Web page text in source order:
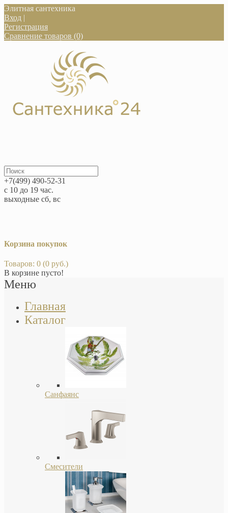
Элитная сантехника
Вход |
Регистрация
Сравнение товаров (0)
+7(499) 490-52-31
с 10 до 19 час.
выходные сб, вс
Корзина покупок
Товаров: 0 (0 руб.)
В корзине пусто!
Меню
Главная
Каталог
Санфаянс
Смесители